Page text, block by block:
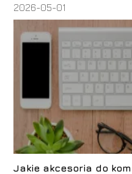
2026-05-01
Jakie akcesoria do